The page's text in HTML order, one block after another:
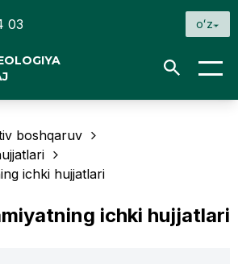
03 oʻz
boshqaruv
ichki hujjatlari
ichki hujjatlari